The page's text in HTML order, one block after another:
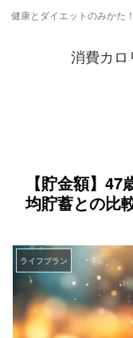
健康とダイエットのみかた
消費カロ
【貯金額】
均貯蓄との比
ライフプラン